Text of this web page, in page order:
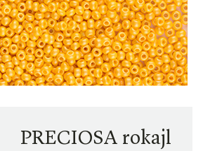
PRECIOSA rokajl